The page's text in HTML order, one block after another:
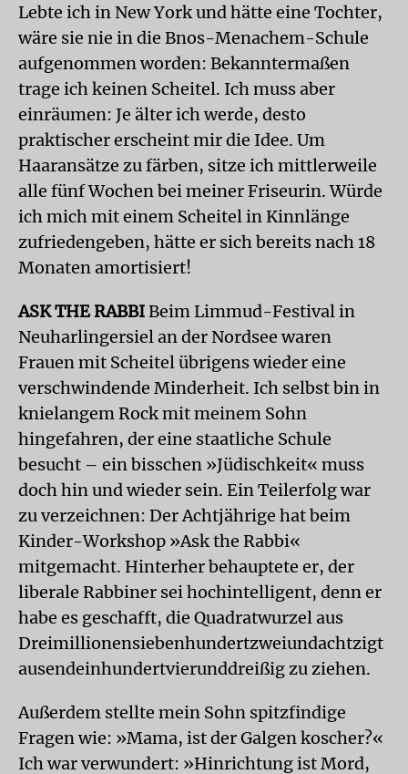
Lebte ich in New York und hätte eine Tochter,
wäre sie nie in die Bnos-Menachem-Schule
aufgenommen worden: Bekanntermaßen
trage ich keinen Scheitel. Ich muss aber
einräumen: Je älter ich werde, desto
praktischer erscheint mir die Idee. Um
Haaransätze zu färben, sitze ich mittlerweile
alle fünf Wochen bei meiner Friseurin. Würde
ich mich mit einem Scheitel in Kinnlänge
zufriedengeben, hätte er sich bereits nach 18
Monaten amortisiert!
ASK THE RABBIBeim Limmud-Festival in
Neuharlingersiel an der Nordsee waren
Frauen mit Scheitel übrigens wieder eine
verschwindende Minderheit. Ich selbst bin in
knielangem Rock mit meinem Sohn
hingefahren, der eine staatliche Schule
besucht – ein bisschen »Jüdischkeit« muss
doch hin und wieder sein. Ein Teilerfolg war
zu verzeichnen: Der Achtjährige hat beim
Kinder-Workshop »Ask the Rabbi«
mitgemacht. Hinterher behauptete er, der
liberale Rabbiner sei hochintelligent, denn er
habe es geschafft, die Quadratwurzel aus
Dreimillionensiebenhundertzweiundachtzigt
ausendeinhundertvierunddreißig zu ziehen.
Außerdem stellte mein Sohn spitzfindige
Fragen wie: »Mama, ist der Galgen koscher?«
Ich war verwundert: »Hinrichtung ist Mord,